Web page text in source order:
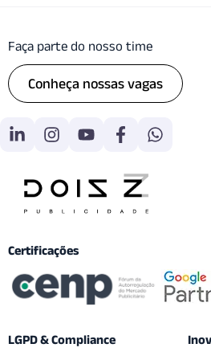
Faça parte do nosso time
Conheça nossas vagas
Certificações
LGPD & Compliance